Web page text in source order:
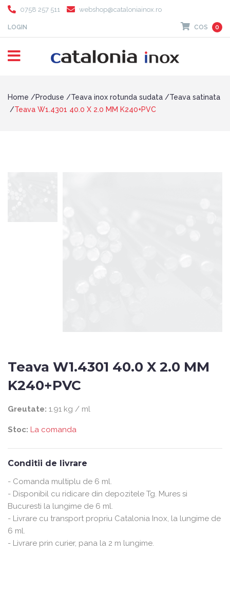
0758 257 511 webshop@cataloniainox.ro
LOGIN COS 0
Home Produse Teava inox rotunda sudata
Teava satinata
Teava W1.4301 40.0 X 2.0 MM K240+PVC
Teava W1.4301 40.0 X 2.0 MM
K240+PVC
Greutate: 1.91 kg / ml
Stoc: La comanda
Conditii de livrare
- Comanda multiplu de 6 ml.
- Disponibil cu ridicare din depozitele Tg. Mures si
Bucuresti la lungime de 6 ml.
- Livrare cu transport propriu Catalonia Inox, la lungime de
6 ml.
- Livrare prin curier, pana la 2 m lungime.